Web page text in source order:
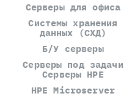
Серверы для офиса
Системы хранения
данных (СХД)
Б/У серверы
Серверы под задачи
Серверы HPE
HPE Microserver